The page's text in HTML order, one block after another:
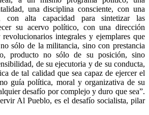
una disciplina consciente, con una
con alta capacidad para sintetizar las
su acervo político, con una dirección
integrales y ejemplares que
sólo de la militancia, sino con prestancia
producto no sólo de su posición, sino
de su ejecutoria y de su conducta,
de tal calidad que sea capaz de ejercer el
guía política, moral y organizativa de su
desafío por complejo y duro que sea”.
Al Pueblo, es el desafío socialista, pilar